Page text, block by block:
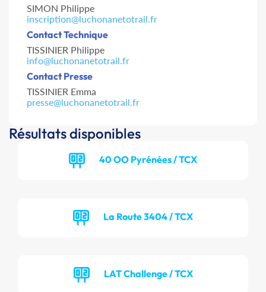
SIMON Philippe
inscription@luchonanetotrail.fr
Contact Technique
TISSINIER Philippe
info@luchonanetotrail.fr
Contact Presse
TISSINIER Emma
presse@luchonanetotrail.fr
Résultats disponibles
40 OO Pyrénées / TCX
La Route 3404 / TCX
LAT Challenge / TCX